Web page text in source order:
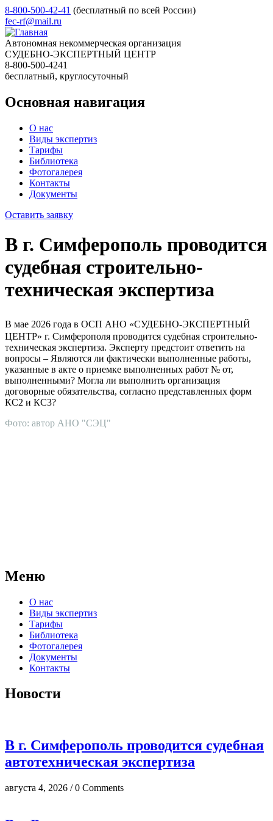
8-800-500-42-41 (бесплатный по всей России)
fec-rf@mail.ru
Автономная некоммерческая организация
СУДЕБНО-ЭКСПЕРТНЫЙ ЦЕНТР
8-800-500-4241
бесплатный, круглосуточный
Основная навигация
О нас
Виды экспертиз
Тарифы
Библиотека
Фотогалерея
Контакты
Документы
Оставить заявку
В г. Симферополь проводится
судебная строительно-
техническая экспертиза
В мае 2026 года в ОСП АНО «СУДЕБНО-ЭКСПЕРТНЫЙ
ЦЕНТР» г. Симферополя проводится судебная строительно-
техническая экспертиза. Эксперту предстоит ответить на
вопросы – Являются ли фактически выполненные работы,
указанные в акте о приемке выполненных работ № от,
выполненными? Могла ли выполнить организация
договорные обязательства, согласно представленных форм
КС2 и КС3?
Фото: автор АНО "СЭЦ"
Меню
О нас
Виды экспертиз
Тарифы
Библиотека
Фотогалерея
Документы
Контакты
Новости
В г. Симферополь проводится судебная
автотехническая экспертиза
августа 4, 2026 / 0 Comments